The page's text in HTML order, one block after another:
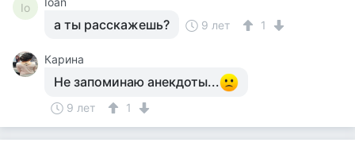
Io
а ты расскажешь? 9 лет 1
Карина
Не запоминаю анекдоты...
9 лет 1